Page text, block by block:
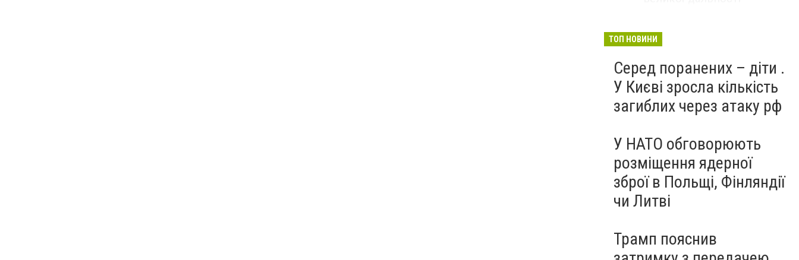
ТОП НОВИНИ
Серед поранених – діти .
У Києві зросла кількість
загиблих через атаку рф
У НАТО обговорюють
розміщення ядерної
зброї в Польщі, Фінляндії
чи Литві
Трамп пояснив